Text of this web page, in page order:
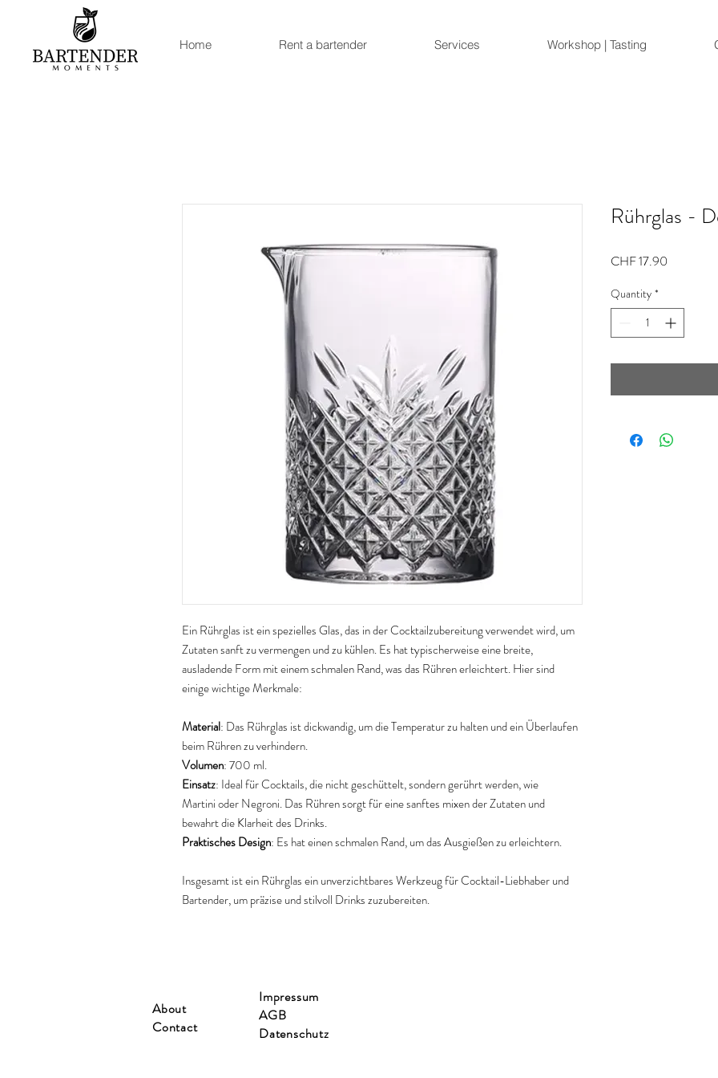
Home Rent a bartender Services Workshop | Tasting
Ein Rührglas ist ein spezielles Glas, das in der Cocktailzubereitung verwendet wird, um
Zutaten sanft zu vermengen und zu kühlen. Es hat typischerweise eine breite,
ausladende Form mit einem schmalen Rand, was das Rühren erleichtert. Hier sind
einige wichtige Merkmale:
Material: Das Rührglas ist dickwandig, um die Temperatur zu halten und ein Überlaufen
beim Rühren zu verhindern.
Volumen: 700 ml.
Einsatz: Ideal für Cocktails, die nicht geschüttelt, sondern gerührt werden, wie
Martini oder Negroni. Das Rühren sorgt für eine sanftes mixen der Zutaten und
bewahrt die Klarheit des Drinks.
Praktisches Design: Es hat einen schmalen Rand, um das Ausgießen zu erleichtern.
Insgesamt ist ein Rührglas ein unverzichtbares Werkzeug für Cocktail-Liebhaber und
Bartender, um präzise und stilvoll Drinks zuzubereiten.
Rührglas -
CHF 17.90
Quantity *
About
Contact
Impressum
AGB
Datenschutz